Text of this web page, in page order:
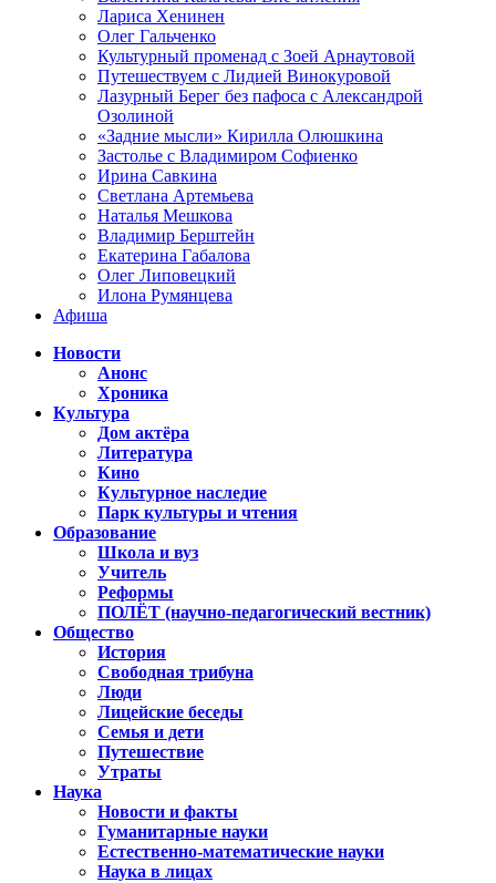
Лариса Хенинен
Олег Гальченко
Культурный променад с Зоей Арнаутовой
Путешествуем с Лидией Винокуровой
Лазурный Берег без пафоса с Александрой
Озолиной
«Задние мысли» Кирилла Олюшкина
Застолье с Владимиром Софиенко
Ирина Савкина
Светлана Артемьева
Наталья Мешкова
Владимир Берштейн
Екатерина Габалова
Олег Липовецкий
Илона Румянцева
Афиша
Новости
Анонс
Хроника
Культура
Дом актёра
Литература
Кино
Культурное наследие
Парк культуры и чтения
Образование
Школа и вуз
Учитель
Реформы
ПОЛЁТ (научно-педагогический вестник)
Общество
История
Свободная трибуна
Люди
Лицейские беседы
Семья и дети
Путешествие
Утраты
Наука
Новости и факты
Гуманитарные науки
Естественно-математические науки
Наука в лицах